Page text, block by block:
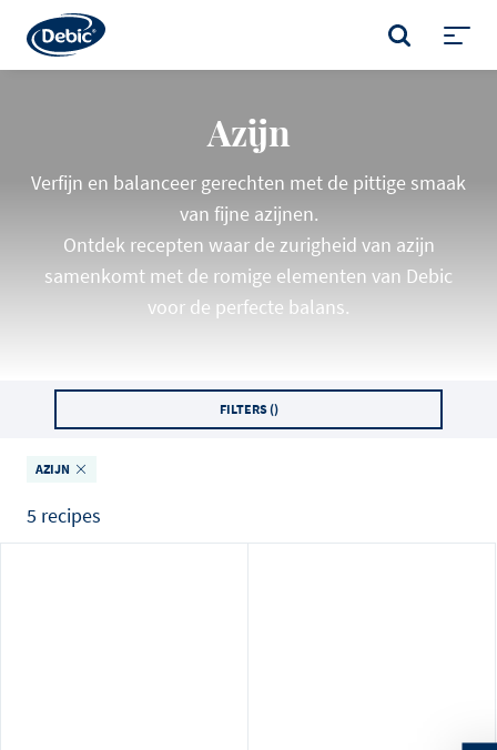
main
content
ZOEKEN
menu
Azijn
Verfijn en balanceer gerechten met de pittige smaak
van fijne azijnen.
Ontdek recepten waar de zurigheid van azijn
samenkomt met de romige elementen van Debic
voor de perfecte balans.
FILTERS ()
AZIJN
5 recipes